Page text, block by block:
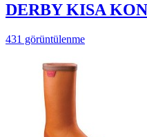
DERBY KISA
431 görüntülenme